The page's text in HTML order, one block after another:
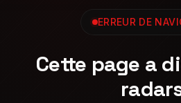
ERREUR DE
Cette page a